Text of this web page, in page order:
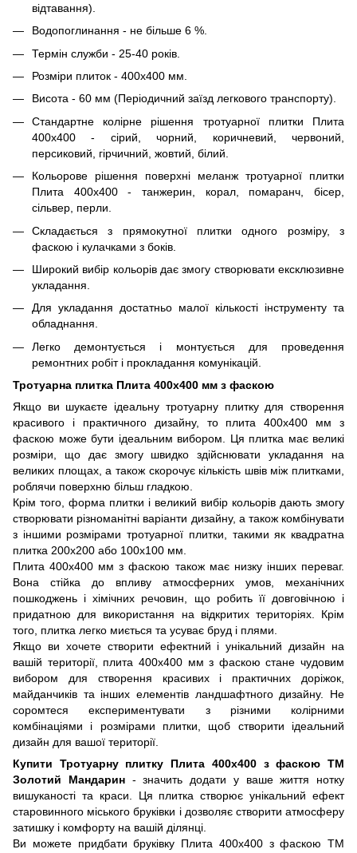
відтавання).
Водопоглинання - не більше 6 %.
Термін служби - 25-40 років.
Розміри плиток - 400х400 мм.
Висота - 60 мм (Періодичний заїзд легкового транспорту).
Стандартне колірне рішення тротуарної плитки Плита
400х400 - сірий, чорний, коричневий, червоний,
персиковий, гірчичний, жовтий, білий.
Кольорове рішення поверхні меланж тротуарної плитки
Плита 400х400 - танжерин, корал, помаранч, бісер,
сільвер, перли.
Складається з прямокутної плитки одного розміру, з
фаскою і кулачками з боків.
Широкий вибір кольорів дає змогу створювати ексклюзивне
укладання.
Для укладання достатньо малої кількості інструменту та
обладнання.
Легко демонтується і монтується для проведення
ремонтних робіт і прокладання комунікацій.
Тротуарна плитка Плита 400х400 мм з фаскою
Якщо ви шукаєте ідеальну тротуарну плитку для створення
красивого і практичного дизайну, то плита 400х400 мм з
фаскою може бути ідеальним вибором. Ця плитка має великі
розміри, що дає змогу швидко здійснювати укладання на
великих площах, а також скорочує кількість швів між плитками,
роблячи поверхню більш гладкою.
Крім того, форма плитки і великий вибір кольорів дають змогу
створювати різноманітні варіанти дизайну, а також комбінувати
з іншими розмірами тротуарної плитки, такими як квадратна
плитка 200х200 або 100х100 мм.
Плита 400х400 мм з фаскою також має низку інших переваг.
Вона стійка до впливу атмосферних умов, механічних
пошкоджень і хімічних речовин, що робить її довговічною і
придатною для використання на відкритих територіях. Крім
того, плитка легко миється та усуває бруд і плями.
Якщо ви хочете створити ефектний і унікальний дизайн на
вашій території, плита 400х400 мм з фаскою стане чудовим
вибором для створення красивих і практичних доріжок,
майданчиків та інших елементів ландшафтного дизайну. Не
соромтеся експериментувати з різними колірними
комбінаціями і розмірами плитки, щоб створити ідеальний
дизайн для вашої території.
Купити Тротуарну плитку Плита 400х400 з фаскою ТМ
Золотий Мандарин- значить додати у ваше життя нотку
вишуканості та краси. Ця плитка створює унікальний ефект
старовинного міського бруківки і дозволяє створити атмосферу
затишку і комфорту на вашій ділянці.
Ви можете придбати бруківку Плита 400х400 з фаскою ТМ